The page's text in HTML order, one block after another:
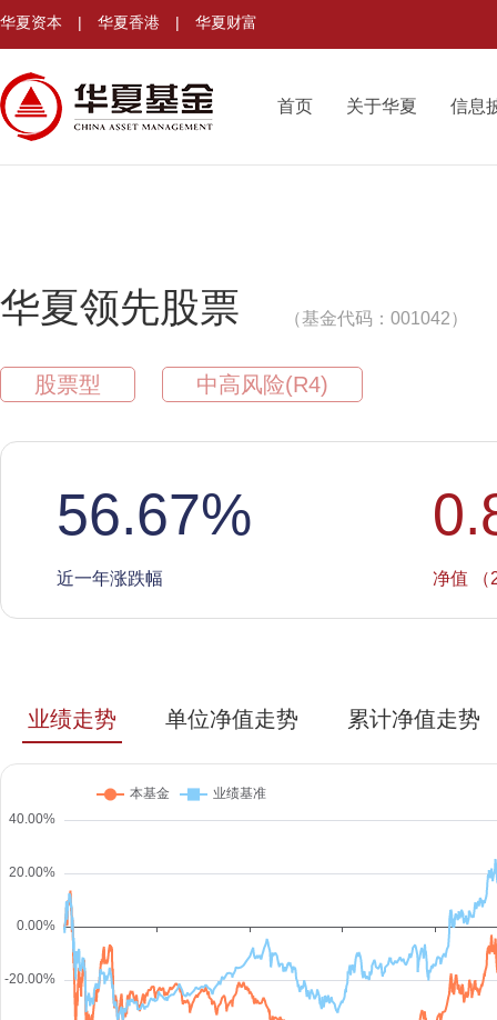
华夏资本 | 华夏香港 | 华夏财富
首页 关于华夏 信息
华夏领先股票 （基金代码：001042）
股票型 中高风险(R4)
56.67%
近一年涨跌幅 净值 （
业绩走势 单位净值走势 累计净值走势